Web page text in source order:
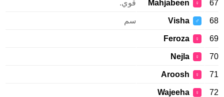
67
♀
Mahjabeen قوي.
68
♂
Visha سم
69
♀
Feroza
70
♀
Nejla
71
♀
Aroosh
72
♀
Wajeeha